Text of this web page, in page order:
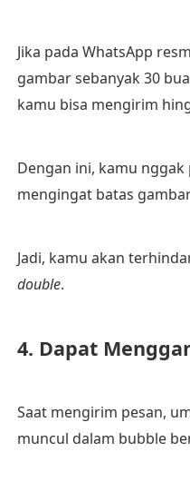
Jika pada WhatsApp
gambar sebanyak 30
kamu bisa mengirim
Dengan ini, kamu
mengingat batas
Jadi, kamu akan
double.
4. Dapat
Saat mengirim pesan,
muncul dalam bubble